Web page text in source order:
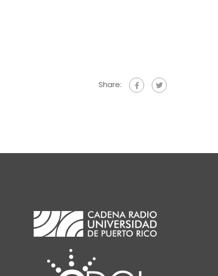
Share: